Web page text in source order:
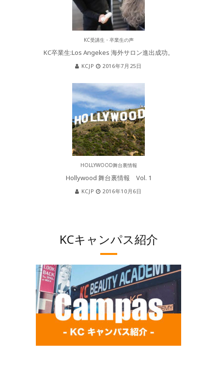
KC受講生・卒業生の声
KC卒業生:Los Angekes 海外サロン進出成功。
KCJP 2016年7月25日
HOLLYWOOD舞台裏情報
Hollywood 舞台裏情報 Vol. 1
KCJP 2016年10月6日
KCキャンパス紹介